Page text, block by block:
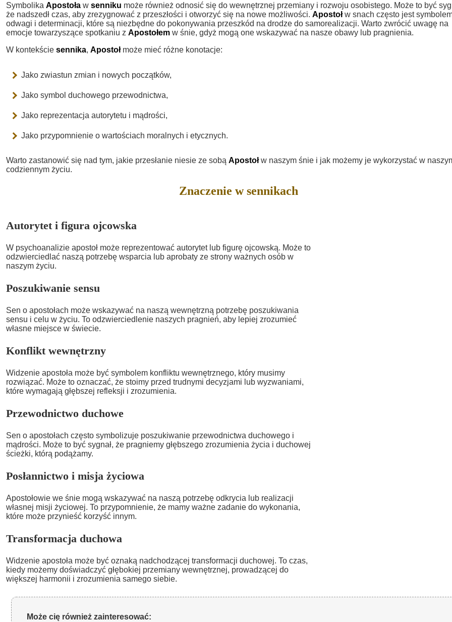
Symbolika Apostoła w senniku może również odnosić się do wewnętrznej przemiany i rozwoju osobistego. Może to być
że nadszedł czas, aby zrezygnować z przeszłości i otworzyć się na nowe możliwości. Apostołw snach często jest
odwagi i determinacji, które są niezbędne do pokonywania przeszkód na drodze do samorealizacji. Warto zwrócić uwagę na
emocje towarzyszące spotkaniu z Apostołem w śnie, gdyż mogą one wskazywać na nasze obawy lub pragnienia.
W kontekście sennika, Apostołmoże mieć różne konotacje:
Jako zwiastun zmian i nowych początków,
Jako symbol duchowego przewodnictwa,
Jako reprezentacja autorytetu i mądrości,
Jako przypomnienie o wartościach moralnych i etycznych.
Warto zastanowić się nad tym, jakie przesłanie niesie ze sobą Apostołw naszym śnie i jak możemy je wykorzystać w
codziennym życiu.
Znaczenie w sennikach
Autorytet i figura ojcowska
W psychoanalizie apostoł może reprezentować autorytet lub figurę ojcowską. Może to
odzwierciedlać naszą potrzebę wsparcia lub aprobaty ze strony ważnych osób w
naszym życiu.
Poszukiwanie sensu
Sen o apostołach może wskazywać na naszą wewnętrzną potrzebę poszukiwania
sensu i celu w życiu. To odzwierciedlenie naszych pragnień, aby lepiej zrozumieć
własne miejsce w świecie.
Konflikt wewnętrzny
Widzenie apostoła może być symbolem konfliktu wewnętrznego, który musimy
rozwiązać. Może to oznaczać, że stoimy przed trudnymi decyzjami lub wyzwaniami,
które wymagają głębszej refleksji i zrozumienia.
Przewodnictwo duchowe
Sen o apostołach często symbolizuje poszukiwanie przewodnictwa duchowego i
mądrości. Może to być sygnał, że pragniemy głębszego zrozumienia życia i duchowej
ścieżki, którą podążamy.
Posłannictwo i misja życiowa
Apostołowie we śnie mogą wskazywać na naszą potrzebę odkrycia lub realizacji
własnej misji życiowej. To przypomnienie, że mamy ważne zadanie do wykonania,
które może przynieść korzyść innym.
Transformacja duchowa
Widzenie apostoła może być oznaką nadchodzącej transformacji duchowej. To czas,
kiedy możemy doświadczyć głębokiej przemiany wewnętrznej, prowadzącej do
większej harmonii i zrozumienia samego siebie.
Może cię również zainteresować: